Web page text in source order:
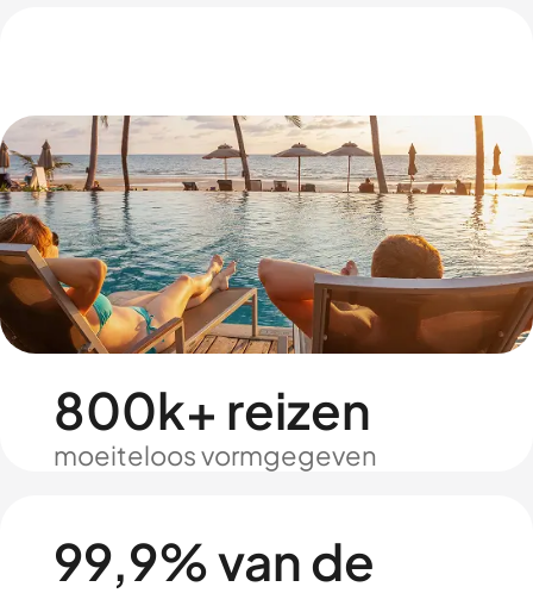
800k+ reizen
moeiteloos vormgegeven
99,9% van de